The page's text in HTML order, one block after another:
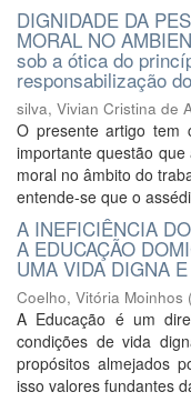
DIGNIDADE DA
MORAL NO
sob a ótica do
responsabilização
silva, Vivian Cristina de
O presente artigo tem
importante questão
moral no âmbito do
entende-se que o
A INEFICIÊNCIA
A EDUCAÇÃO
UMA VIDA DIGNA
Coelho, Vitória Moinhos (
A Educação é um
condições de vida
propósitos almejados
isso valores fundantes